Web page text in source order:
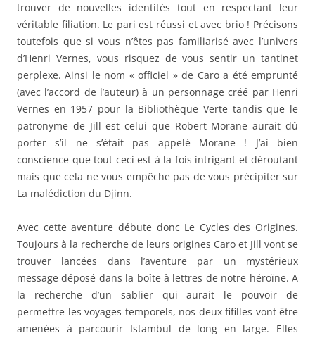
trouver de nouvelles identités tout en respectant leur
véritable filiation. Le pari est réussi et avec brio ! Précisons
toutefois que si vous n’êtes pas familiarisé avec l’univers
d’Henri Vernes, vous risquez de vous sentir un tantinet
perplexe. Ainsi le nom « officiel » de Caro a été emprunté
(avec l’accord de l’auteur) à un personnage créé par Henri
Vernes en 1957 pour la Bibliothèque Verte tandis que le
patronyme de Jill est celui que Robert Morane aurait dû
porter s’il ne s’était pas appelé Morane ! J’ai bien
conscience que tout ceci est à la fois intrigant et déroutant
mais que cela ne vous empêche pas de vous précipiter sur
La malédiction du Djinn.
Avec cette aventure débute donc Le Cycles des Origines.
Toujours à la recherche de leurs origines Caro et Jill vont se
trouver lancées dans l’aventure par un mystérieux
message déposé dans la boîte à lettres de notre héroïne. A
la recherche d’un sablier qui aurait le pouvoir de
permettre les voyages temporels, nos deux fifilles vont être
amenées à parcourir Istambul de long en large. Elles